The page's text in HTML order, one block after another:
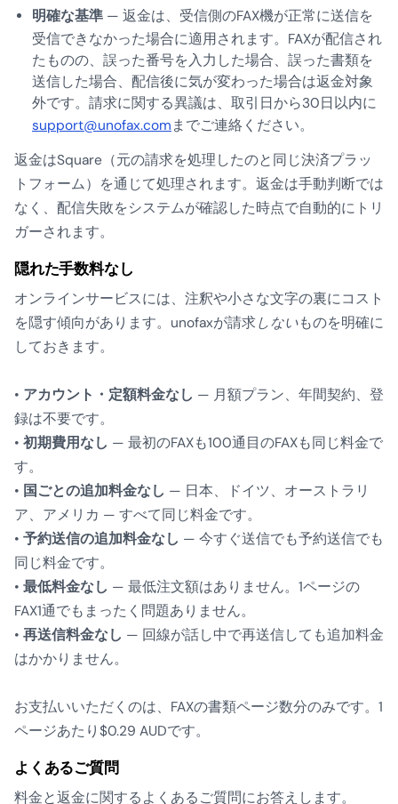
明確な基準 — 返金は、受信側のFAX機が正常に送信を
受信できなかった場合に適用されます。FAXが配信され
たものの、誤った番号を入力した場合、誤った書類を
送信した場合、配信後に気が変わった場合は返金対象
外です。請求に関する異議は、取引日から30日以内に
support@unofax.com までご連絡ください。
返金はSquare（元の請求を処理したのと同じ決済プラッ
トフォーム）を通じて処理されます。返金は手動判断では
なく、配信失敗をシステムが確認した時点で自動的にトリ
ガーされます。
隠れた手数料なし
オンラインサービスには、注釈や小さな文字の裏にコスト
を隠す傾向があります。unofaxが請求しないものを明確に
しておきます。
• アカウント・定額料金なし — 月額プラン、年間契約、登
録は不要です。
• 初期費用なし — 最初のFAXも100通目のFAXも同じ料金で
す。
• 国ごとの追加料金なし — 日本、ドイツ、オーストラリ
ア、アメリカ — すべて同じ料金です。
• 予約送信の追加料金なし — 今すぐ送信でも予約送信でも
同じ料金です。
• 最低料金なし — 最低注文額はありません。1ページの
FAX1通でもまったく問題ありません。
• 再送信料金なし — 回線が話し中で再送信しても追加料金
はかかりません。
お支払いいただくのは、FAXの書類ページ数分のみです。1
ページあたり$0.29 AUDです。
よくあるご質問
料金と返金に関するよくあるご質問にお答えします。